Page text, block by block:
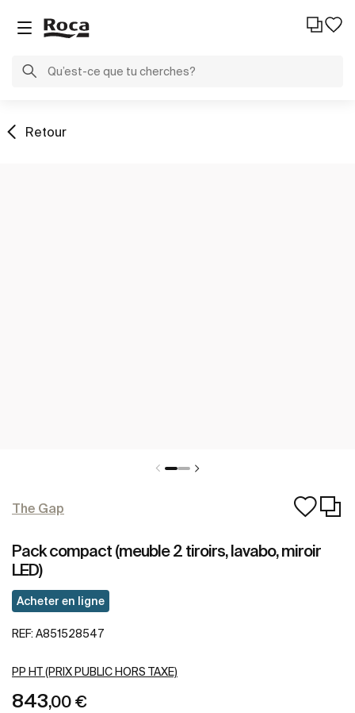
Retour
The Gap
Pack compact (meuble 2 tiroirs, lavabo, miroir
LED)
Acheter en ligne
REF: A851528547
PP HT (PRIX PUBLIC HORS TAXE)
843,00 €